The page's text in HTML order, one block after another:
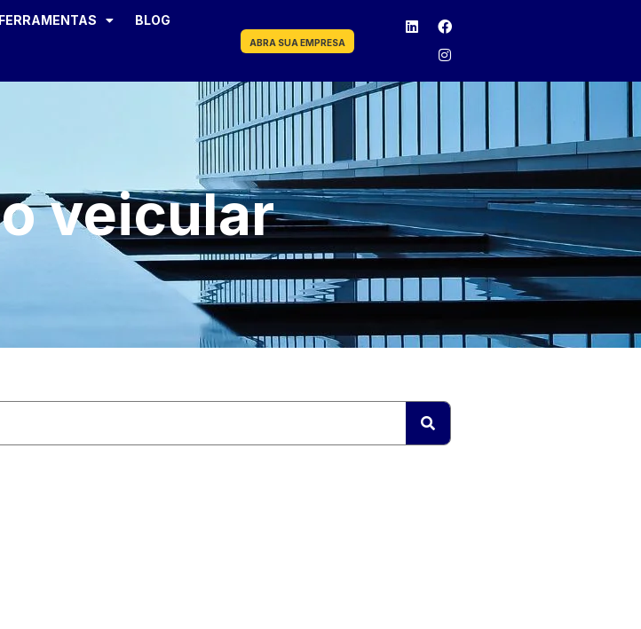
FERRAMENTAS BLOG
ABRA SUA EMPRESA
veicular